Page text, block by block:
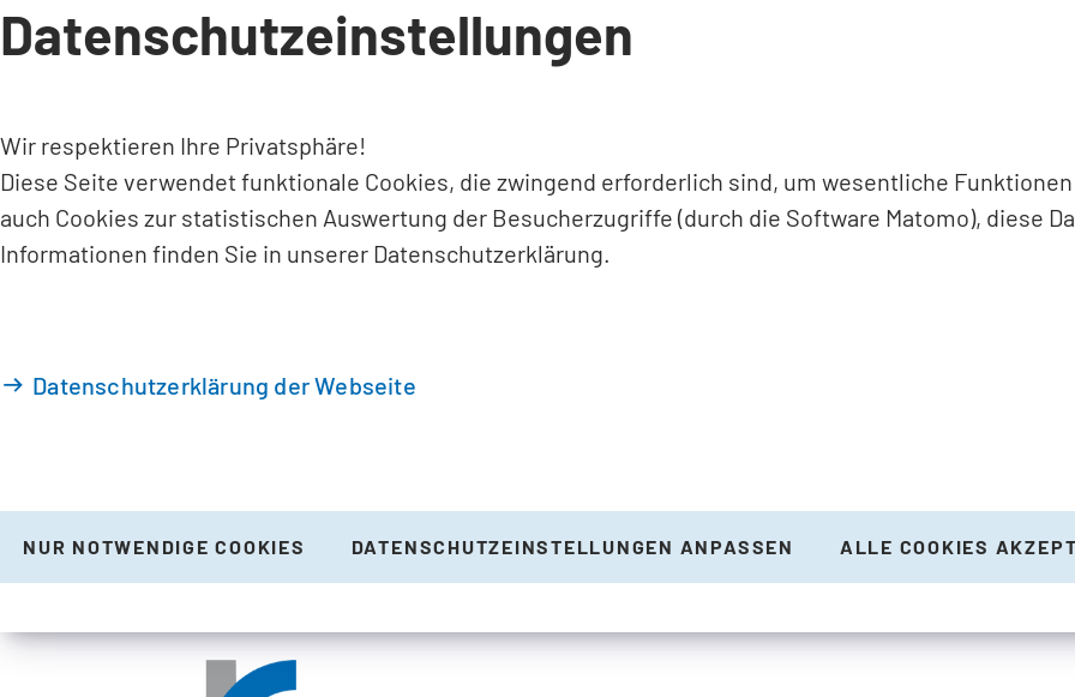
INHALT ANSPRINGEN
Datenschutzeinstellungen
Wir respektieren Ihre Privatsphäre!
Diese Seite verwendet funktionale Cookies, die zwingend erforderlich sind, um wesentliche
auch Cookies zur statistischen Auswertung der Besucherzugriffe (durch die Software Matomo), diese
Informationen finden Sie in unserer Datenschutzerklärung.
Datenschutzerklärung der Webseite
NUR NOTWENDIGE COOKIES DATENSCHUTZEINSTELLUNGEN ANPASSEN ALLE COOKIES